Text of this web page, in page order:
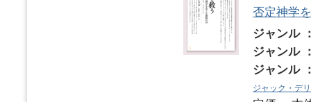
否定神学
ジャンル
ジャンル
ジャンル
ジャック・デ